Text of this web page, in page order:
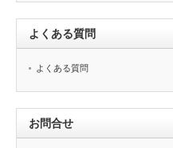
よくある質問
よくある質問
お問合せ